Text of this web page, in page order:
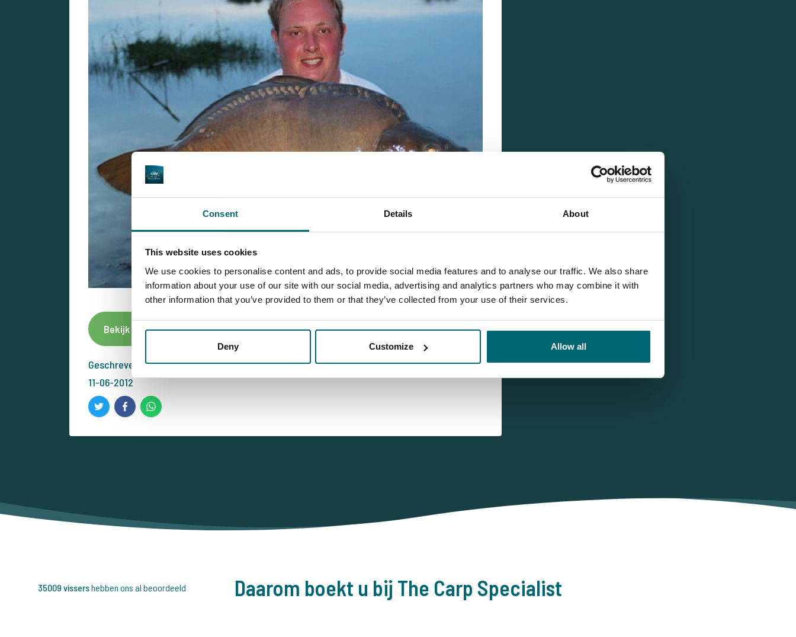
Consent Details About
This website uses cookies
We use cookies to personalise content and ads, to provide social media features and to analyse our traffic. We also share
information about your use of our site with our social media, advertising and analytics partners who may combine it with
other information that you’ve provided to them or that they’ve collected from your use of their services.
Deny Customize Allow all
Bekijk dit betaalwater Meld uzelf aan voor onze nieuwsbrief
Geschreven door: Bas van Klaveren
11-06-2012
Daarom boekt u bij The Carp Specialist
35009 vissershebben ons al beoordeeld